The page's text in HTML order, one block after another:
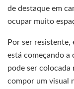
de destaque em
ocupar muito
Por ser
está começando a
pode ser colocada
compor um visual